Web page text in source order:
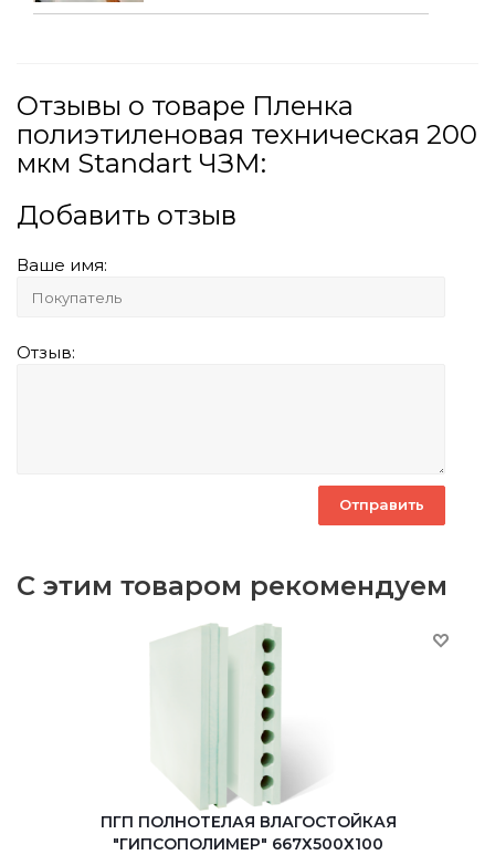
Отзывы о товаре Пленка
полиэтиленовая техническая 200
мкм Standart ЧЗМ:
Добавить отзыв
Ваше имя:
Отзыв:
С этим товаром рекомендуем
ПГП ПОЛНОТЕЛАЯ ВЛАГОСТОЙКАЯ
"ГИПСОПОЛИМЕР" 667Х500Х100